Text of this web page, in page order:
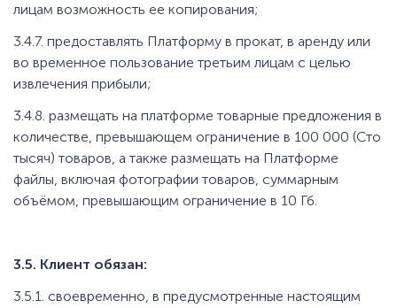
лицам возможность ее копирования;
3.4.7. предоставлять Платформу в прокат, в аренду или
во временное пользование третьим лицам с целью
извлечения прибыли;
3.4.8. размещать на платформе товарные предложения в
количестве, превышающем ограничение в 100 000 (Сто
тысяч) товаров, а также размещать на Платформе
файлы, включая фотографии товаров, суммарным
объёмом, превышающим ограничение в 10 Гб.
3.5. Клиент обязан:
3.5.1. своевременно, в предусмотренные настоящим